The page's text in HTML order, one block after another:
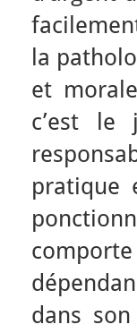
la
et
c’est le
pratique
dans